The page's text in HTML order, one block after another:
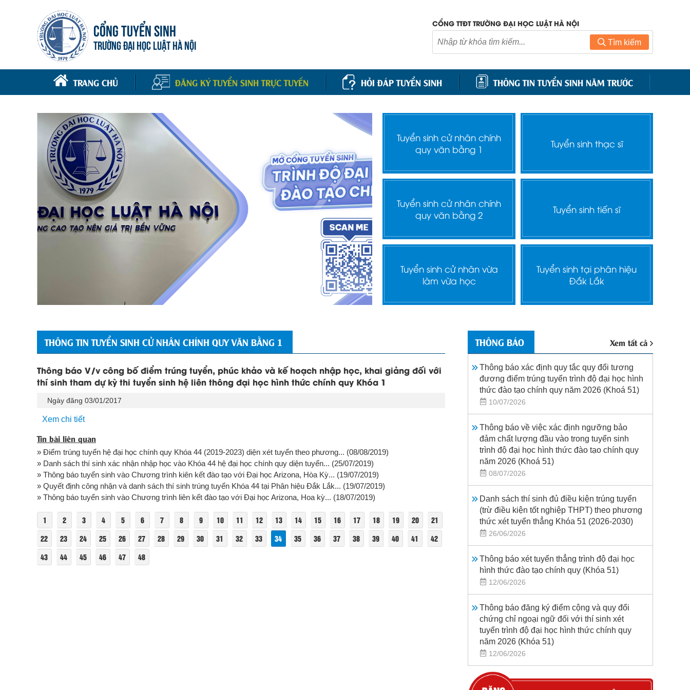
CỔNG TUYỂN SINH
TRƯỜNG ĐẠI HỌC LUẬT HÀ NỘI
CỔNG TTĐT TRƯỜNG ĐẠI HỌC LUẬT HÀ NỘI
Tìm kiếm
TRANG CHỦ ĐĂNG KÝ TUYỂN SINH TRỰC TUYẾN HỎI ĐÁP TUYỂN SINH THÔNG TIN TUYỂN SINH NĂM TRƯỚC
Tuyển sinh cử nhân chính
quy văn bằng 1
Tuyển sinh thạc sĩ
Tuyển sinh cử nhân chính
quy văn bằng 2
Tuyển sinh tiến sĩ
Tuyển sinh cử nhân vừa
làm vừa học
Tuyển sinh tại phân hiệu
Đắk Lắk
THÔNG TIN TUYỂN SINH CỬ NHÂN CHÍNH QUY VĂN BẰNG 1
Thông báo V/v công bố điểm trúng tuyển, phúc khảo và kế hoạch nhập học, khai giảng đối với
thí sinh tham dự kỳ thi tuyển sinh hệ liên thông đại học hình thức chính quy Khóa 1
Ngày đăng 03/01/2017
Xem chi tiết
Tin bài liên quan
» Điểm trúng tuyển hệ đại học chính quy Khóa 44 (2019-2023) diện xét tuyển theo phương... (08/08/2019)
» Danh sách thí sinh xác nhận nhập học vào Khóa 44 hệ đại học chính quy diện tuyển... (25/07/2019)
» Thông báo tuyển sinh vào Chương trình kiên kết đào tạo với Đại học Arizona, Hòa Kỳ... (19/07/2019)
» Quyết định công nhận và danh sách thí sinh trúng tuyển Khóa 44 tại Phân hiệu Đắk Lắk... (19/07/2019)
» Thông báo tuyển sinh vào Chương trình liên kết đào tạo với Đại học Arizona, Hoa kỳ... (18/07/2019)
1 2 3 4 5 6 7 8 9 10 11 12 13 14 15 16 17 18 19 20
21
22
23 24 25 26 27 28 29 30 31 32 33 34 35 36 37 38 39 40 41
42
43
44 45 46 47 48
THÔNG BÁO Xem tất cả
Thông báo xác định quy tắc quy đổi tương
đương điểm trúng tuyển trình độ đại học hình
thức đào tạo chính quy năm 2026 (Khoá 51)
10/07/2026
Thông báo về việc xác định ngưỡng bảo
đảm chất lượng đầu vào trong tuyển sinh
trình độ đại học hình thức đào tạo chính quy
năm 2026 (Khoá 51)
08/07/2026
Danh sách thí sinh đủ điều kiện trúng tuyển
(trừ điều kiện tốt nghiệp THPT) theo phương
thức xét tuyển thẳng Khóa 51 (2026-2030)
26/06/2026
Thông báo xét tuyển thẳng trình độ đại học
hình thức đào tạo chính quy (Khóa 51)
12/06/2026
Thông báo đăng ký điểm cộng và quy đổi
chứng chỉ ngoại ngữ đối với thí sinh xét
tuyển trình độ đại học hình thức chính quy
năm 2026 (Khóa 51)
12/06/2026